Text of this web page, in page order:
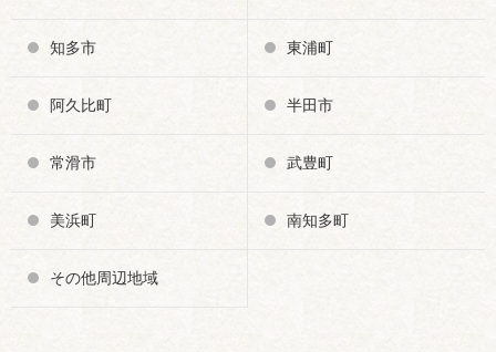
知多市 東浦町
阿久比町 半田市
常滑市 武豊町
美浜町 南知多町
その他周辺地域